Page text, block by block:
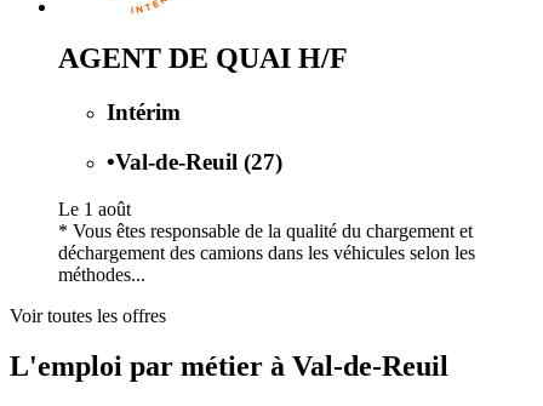
AGENT DE QUAI H/F
Intérim
•Val-de-Reuil (27)
Le 1 août
* Vous êtes responsable de la qualité du chargement et
déchargement des camions dans les véhicules selon les
méthodes...
Voir toutes les offres
L'emploi par métier à Val-de-Reuil